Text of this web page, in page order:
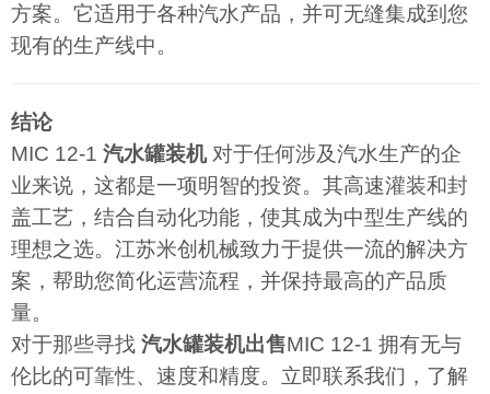
方案。它适用于各种汽水产品，并可无缝集成到您
现有的生产线中。
结论
MIC 12-1 汽水罐装机对于任何涉及汽水生产的企
业来说，这都是一项明智的投资。其高速灌装和封
盖工艺，结合自动化功能，使其成为中型生产线的
理想之选。江苏米创机械致力于提供一流的解决方
案，帮助您简化运营流程，并保持最高的产品质
量。
对于那些寻找 汽水罐装机出售MIC 12-1 拥有无与
伦比的可靠性、速度和精度。立即联系我们，了解